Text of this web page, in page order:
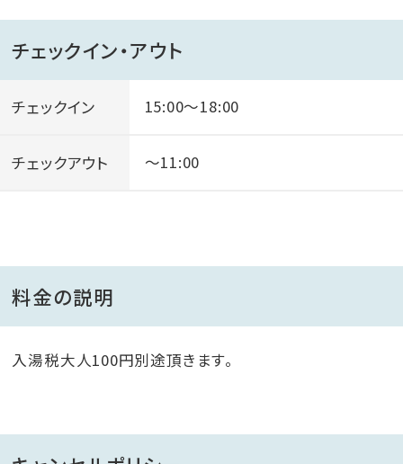
チェックイン・アウト
チェックイン 15:00～18:00
チェックアウト ～11:00
料金の説明
入湯税大人100円別途頂きます。